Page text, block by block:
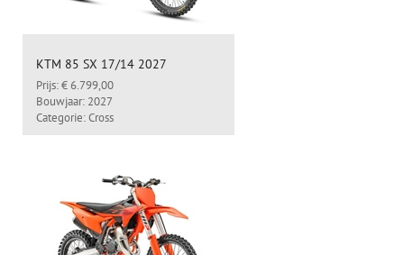
KTM 85 SX 17/14 2027
Prijs: € 6.799,00
Bouwjaar: 2027
Categorie: Cross